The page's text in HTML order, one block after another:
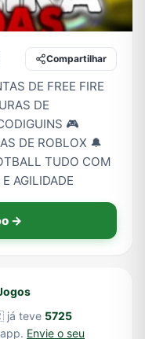
Compartilhar
DE FREE FIRE
DE
🎮
DE ROBLOX 🔔
TUDO COM
AGILIDADE
→
já teve 5725
Envie o seu